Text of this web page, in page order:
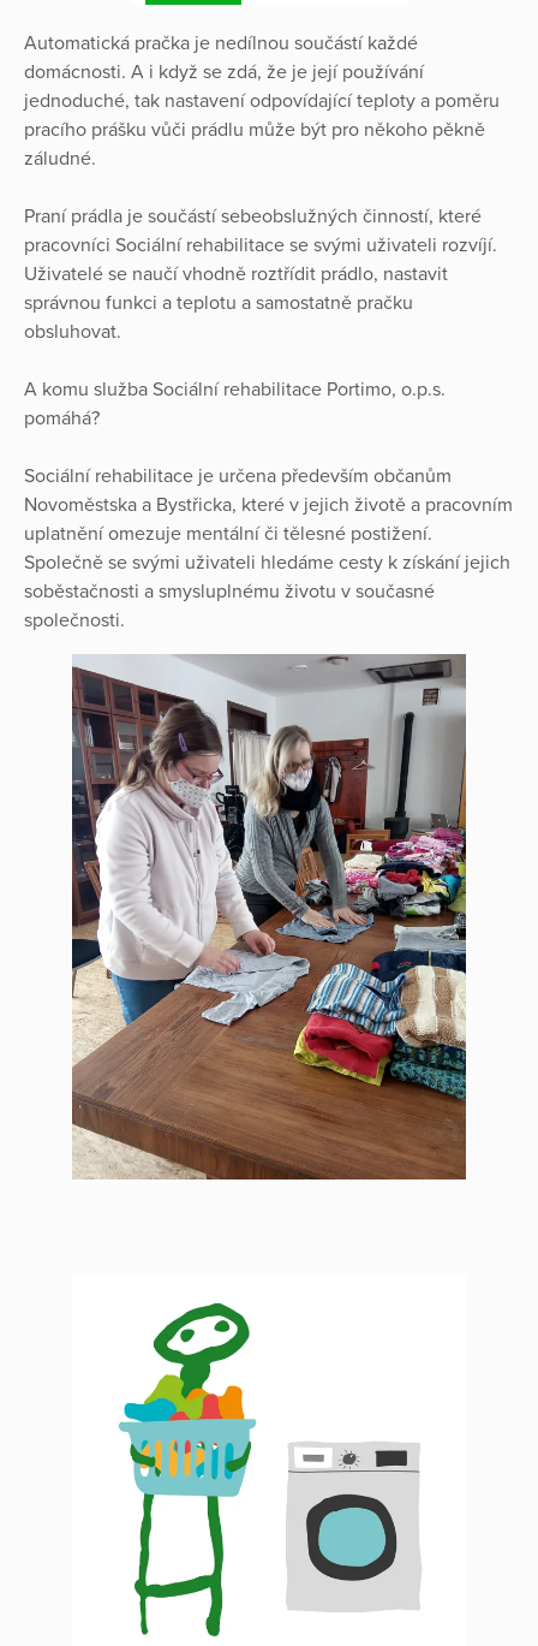
Automatická pračka je nedílnou součástí každé
domácnosti. A i když se zdá, že je její používání
jednoduché, tak nastavení odpovídající teploty a poměru
pracího prášku vůči prádlu může být pro někoho pěkně
záludné.
Praní prádla je součástí sebeobslužných činností, které
pracovníci Sociální rehabilitace se svými uživateli rozvíjí.
Uživatelé se naučí vhodně roztřídit prádlo, nastavit
správnou funkci a teplotu a samostatně pračku
obsluhovat.
A komu služba Sociální rehabilitace Portimo, o.p.s.
pomáhá?
Sociální rehabilitace je určena především občanům
Novoměstska a Bystřicka, které v jejich životě a pracovním
uplatnění omezuje mentální či tělesné postižení.
Společně se svými uživateli hledáme cesty k získání jejich
soběstačnosti a smysluplnému životu v současné
společnosti.